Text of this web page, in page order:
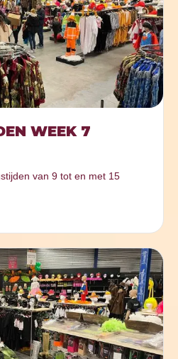
WEEK 7
van 9 tot en met 15